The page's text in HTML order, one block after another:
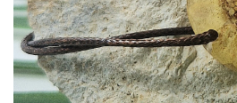
Colier / Pandantiv
Brățară
Bijuterii copii
Colier / Pandantiv